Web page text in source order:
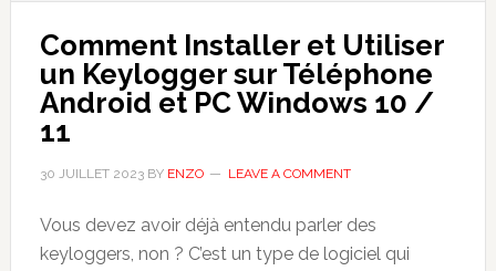
Comment Installer et Utiliser
un Keylogger sur Téléphone
Android et PC Windows 10 /
11
30 JUILLET 2023BY ENZO LEAVE A COMMENT
Vous devez avoir déjà entendu parler des
keyloggers, non ? C’est un type de logiciel qui